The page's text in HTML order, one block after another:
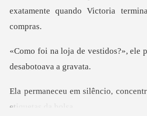
Loja
Sair
exatamente quando Vic
dos?», ele
io,